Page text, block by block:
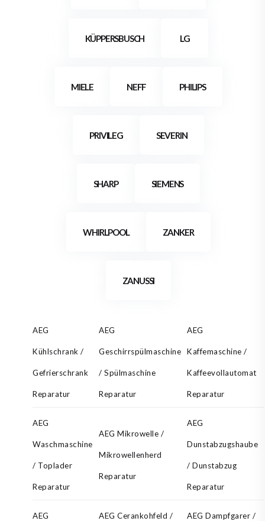
KÜPPERSBUSCH LG
MIELE NEFF PHILIPS
PRIVILEG SEVERIN
SHARP SIEMENS
WHIRLPOOL ZANKER
ZANUSSI
AEG
Kühlschrank /
Gefrierschrank
Reparatur
AEG
Geschirrspülmaschine
/ Spülmaschine
Reparatur
AEG
Kaffemaschine /
Kaffeevollautomat
Reparatur
AEG
Waschmaschine
/ Toplader
Reparatur
AEG Mikrowelle /
Mikrowellenherd
Reparatur
AEG
Dunstabzugshaube
/ Dunstabzug
Reparatur
AEG AEG Cerankohfeld / AEG Dampfgarer /